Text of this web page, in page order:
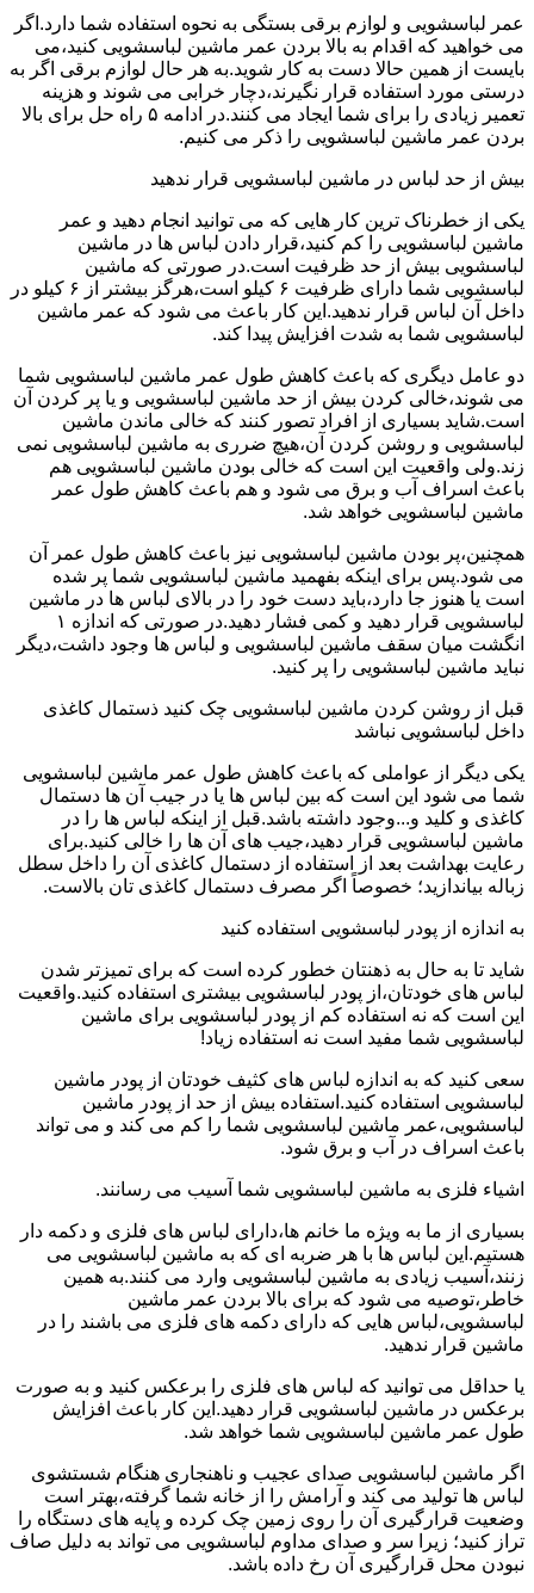
عمر لباسشویی و لوازم برقی بستگی به نحوه استفاده شما دارد.اگر
می خواهید که اقدام به بالا بردن عمر ماشین لباسشویی کنید،می
بایست از همین حالا دست به کار شوید.به هر حال لوازم برقی اگر به
درستی مورد استفاده قرار نگیرند،دچار خرابی می شوند و هزینه
تعمیر زیادی را برای شما ایجاد می کنند.در ادامه ۵ راه حل برای بالا
بردن عمر ماشین لباسشویی را ذکر می کنیم.
بیش از حد لباس در ماشین لباسشویی قرار ندهید
یکی از خطرناک ترین کار هایی که می توانید انجام دهید و عمر
ماشین لباسشویی را کم کنید،قرار دادن لباس ها در ماشین
لباسشویی بیش از حد ظرفیت است.در صورتی که ماشین
لباسشویی شما دارای ظرفیت ۶ کیلو است،هرگز بیشتر از ۶ کیلو در
داخل آن لباس قرار ندهید.این کار باعث می شود که عمر ماشین
لباسشویی شما به شدت افزایش پیدا کند.
دو عامل دیگری که باعث کاهش طول عمر ماشین لباسشویی شما
می شوند،خالی کردن بیش از حد ماشین لباسشویی و یا پر کردن آن
است.شاید بسیاری از افراد تصور کنند که خالی ماندن ماشین
لباسشویی و روشن کردن آن،هیچ ضرری به ماشین لباسشویی نمی
زند.ولی واقعیت این است که خالی بودن ماشین لباسشویی هم
باعث اسراف آب و برق می شود و هم باعث کاهش طول عمر
ماشین لباسشویی خواهد شد.
همچنین،پر بودن ماشین لباسشویی نیز باعث کاهش طول عمر آن
می شود.پس برای اینکه بفهمید ماشین لباسشویی شما پر شده
است یا هنوز جا دارد،باید دست خود را در بالای لباس ها در ماشین
لباسشویی قرار دهید و کمی فشار دهید.در صورتی که اندازه ۱
انگشت میان سقف ماشین لباسشویی و لباس ها وجود داشت،دیگر
نباید ماشین لباسشویی را پر کنید.
قبل از روشن کردن ماشین لباسشویی چک کنید ذستمال کاغذی
داخل لباسشویی نباشد
یکی دیگر از عواملی که باعث کاهش طول عمر ماشین لباسشویی
شما می شود این است که بین لباس ها یا در جیب آن ها دستمال
کاغذی و کلید و...وجود داشته باشد.قبل از اینکه لباس ها را در
ماشین لباسشویی قرار دهید،جیب های آن ها را خالی کنید.برای
رعایت بهداشت بعد از استفاده از دستمال کاغذی آن را داخل سطل
زباله بیاندازید؛ خصوصاً اگر مصرف دستمال کاغذی تان بالاست.
به اندازه از پودر لباسشویی استفاده کنید
شاید تا به حال به ذهنتان خطور کرده است که برای تمیزتر شدن
لباس های خودتان،از پودر لباسشویی بیشتری استفاده کنید.واقعیت
این است که نه استفاده کم از پودر لباسشویی برای ماشین
لباسشویی شما مفید است نه استفاده زیاد!
سعی کنید که به اندازه لباس های کثیف خودتان از پودر ماشین
لباسشویی استفاده کنید.استفاده بیش از حد از پودر ماشین
لباسشویی،عمر ماشین لباسشویی شما را کم می کند و می تواند
باعث اسراف در آب و برق شود.
اشیاء فلزی به ماشین لباسشویی شما آسیب می رسانند.
بسیاری از ما به ویژه ما خانم ها،دارای لباس های فلزی و دکمه دار
هستیم.این لباس ها با هر ضربه ای که به ماشین لباسشویی می
زنند،آسیب زیادی به ماشین لباسشویی وارد می کنند.به همین
خاطر،توصیه می شود که برای بالا بردن عمر ماشین
لباسشویی،لباس هایی که دارای دکمه های فلزی می باشند را در
ماشین قرار ندهید.
یا حداقل می توانید که لباس های فلزی را برعکس کنید و به صورت
برعکس در ماشین لباسشویی قرار دهید.این کار باعث افزایش
طول عمر ماشین لباسشویی شما خواهد شد.
اگر ماشین لباسشویی صدای عجیب و ناهنجاری هنگام شستشوی
لباس ها تولید می کند و آرامش را از خانه شما گرفته،بهتر است
وضعیت قرارگیری آن را روی زمین چک کرده و پایه های دستگاه را
تراز کنید؛ زیرا سر و صدای مداوم لباسشویی می تواند به دلیل صاف
نبودن محل قرارگیری آن رخ داده باشد.